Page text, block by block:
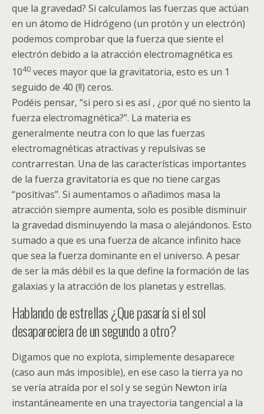
que la gravedad? Si calculamos las fuerzas que actúan
en un átomo de Hidrógeno (un protón y un electrón)
podemos comprobar que la fuerza que siente el
electrón debido a la atracción electromagnética es
1040 veces mayor que la gravitatoria, esto es un 1
seguido de 40 (!!) ceros.
Podéis pensar, “si pero si es así , ¿por qué no siento la
fuerza electromagnética?”. La materia es
generalmente neutra con lo que las fuerzas
electromagnéticas atractivas y repulsivas se
contrarrestan. Una de las características importantes
de la fuerza gravitatoria es que no tiene cargas
“positivas”. Si aumentamos o añadimos masa la
atracción siempre aumenta, solo es posible disminuir
la gravedad disminuyendo la masa o alejándonos. Esto
sumado a que es una fuerza de alcance infinito hace
que sea la fuerza dominante en el universo. A pesar
de ser la más débil es la que define la formación de las
galaxias y la atracción de los planetas y estrellas.
Hablando de estrellas ¿Que pasaría si el sol
desapareciera de un segundo a otro?
Digamos que no explota, simplemente desaparece
(caso aun más imposible), en ese caso la tierra ya no
se vería atraída por el sol y se según Newton iría
instantáneamente en una trayectoria tangencial a la